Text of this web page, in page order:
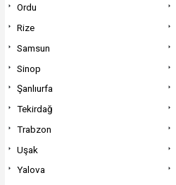
Ordu
Rize
Samsun
Sinop
Şanlıurfa
Tekirdağ
Trabzon
Uşak
Yalova